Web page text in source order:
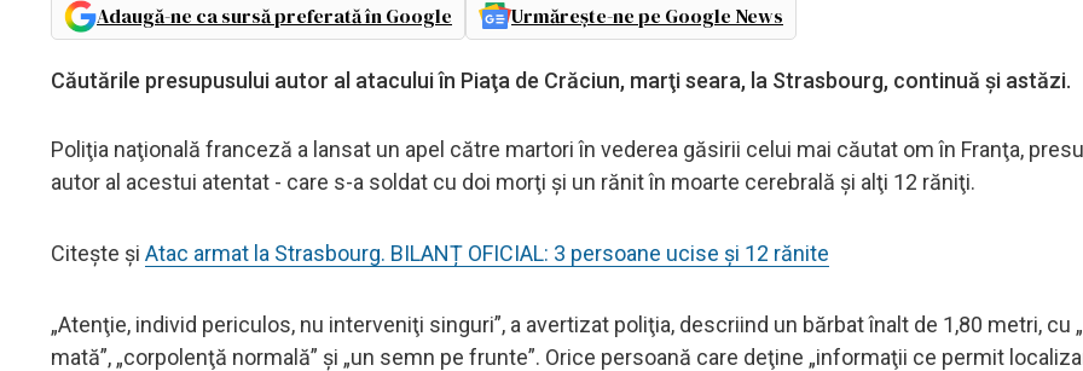
Adaugă-ne ca sursă preferată în Google Urmărește-ne pe Google News
Căutările presupusului autor al atacului în Piaţa de Crăciun, marţi seara, la Strasbourg, continuă și astăzi.
Poliţia naţională franceză a lansat un apel către martori în vederea găsirii celui mai căutat om în Franţa,
autor al acestui atentat - care s-a soldat cu doi morţi şi un rănit în moarte cerebrală şi alţi 12 răniţi.
Citește și Atac armat la Strasbourg. BILANȚ OFICIAL: 3 persoane ucise și 12 rănite
„Atenţie, individ periculos, nu interveniţi singuri”, a avertizat poliţia, descriind un bărbat înalt de 1,80 metri, cu
mată”, „corpolenţă normală” şi „un semn pe frunte”. Orice persoană care deţine „informaţii ce permit